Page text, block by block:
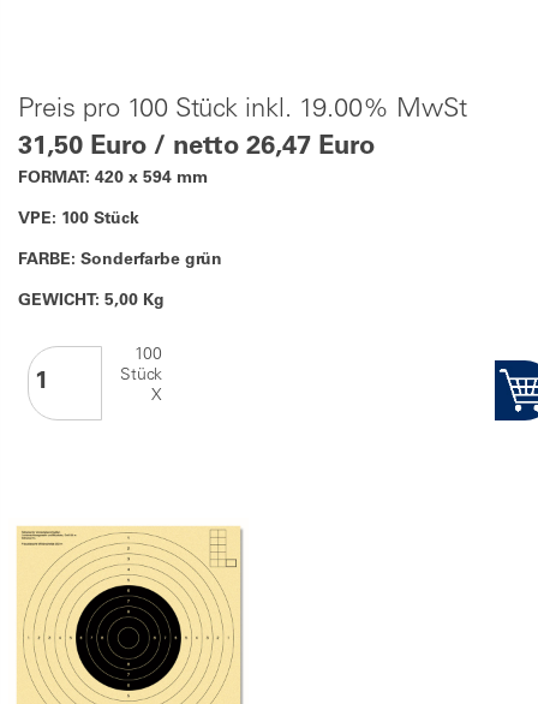
Preis pro 100 Stück inkl. 19.00% MwSt
31,50 Euro / netto 26,47 Euro
FORMAT: 420 x 594 mm
VPE: 100 Stück
FARBE: Sonderfarbe grün
GEWICHT: 5,00 Kg
100
Stück
X